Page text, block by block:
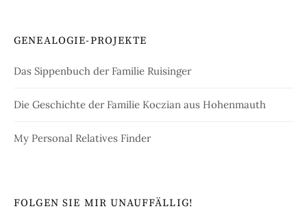
GENEALOGIE-PROJEKTE
Das Sippenbuch der Familie Ruisinger
Die Geschichte der Familie Koczian aus Hohenmauth
My Personal Relatives Finder
FOLGEN SIE MIR UNAUFFÄLLIG!